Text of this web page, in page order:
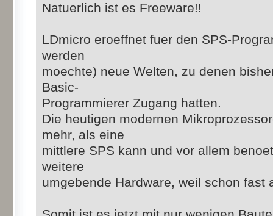
Natuerlich ist es Freeware!!
LDmicro eroeffnet fuer den SPS-
werden
moechte) neue Welten, zu denen
Basic-
Programmierer Zugang hatten.
Die heutigen modernen
mehr, als eine
mittlere SPS kann und vor allem
weitere
umgebende Hardware, weil schon fast